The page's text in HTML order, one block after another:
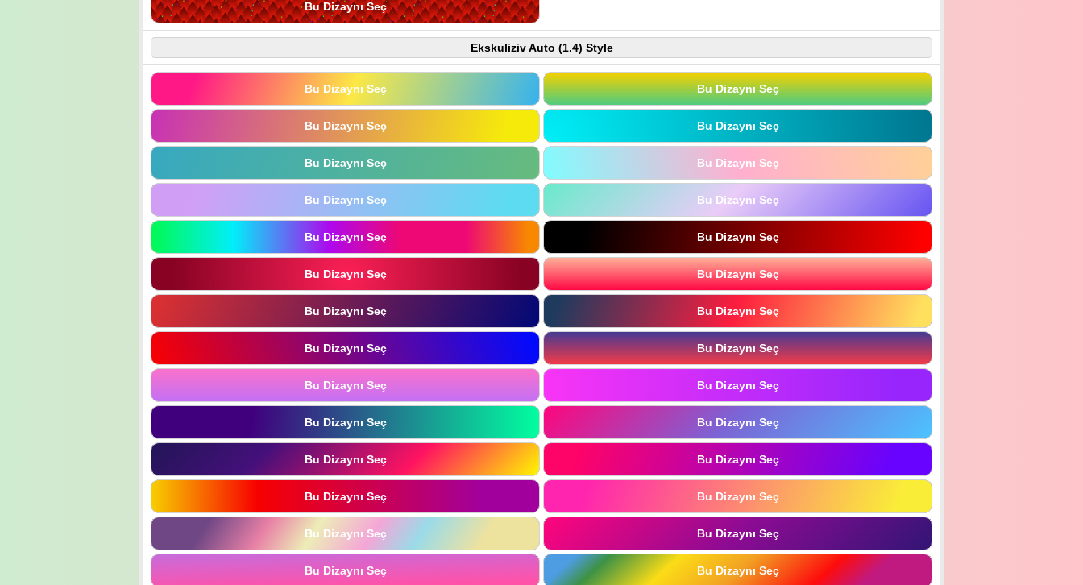
Bu Dizaynı Seç
Ekskuliziv Auto (1.4) Style
Bu Dizaynı Seç Bu Dizaynı Seç
Bu Dizaynı Seç Bu Dizaynı Seç
Bu Dizaynı Seç Bu Dizaynı Seç
Bu Dizaynı Seç Bu Dizaynı Seç
Bu Dizaynı Seç Bu Dizaynı Seç
Bu Dizaynı Seç Bu Dizaynı Seç
Bu Dizaynı Seç Bu Dizaynı Seç
Bu Dizaynı Seç Bu Dizaynı Seç
Bu Dizaynı Seç Bu Dizaynı Seç
Bu Dizaynı Seç Bu Dizaynı Seç
Bu Dizaynı Seç Bu Dizaynı Seç
Bu Dizaynı Seç Bu Dizaynı Seç
Bu Dizaynı Seç Bu Dizaynı Seç
Bu Dizaynı Seç Bu Dizaynı Seç